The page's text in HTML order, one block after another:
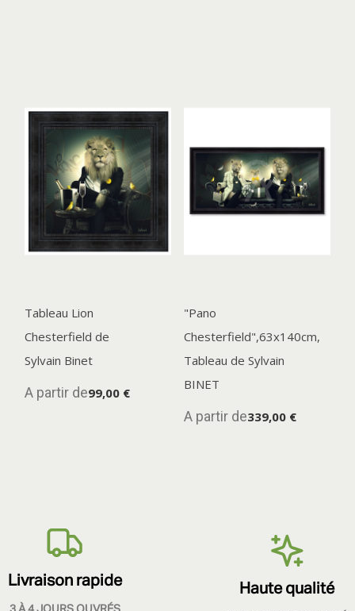
Tableau Lion
Chesterfield de
Sylvain Binet
A partir de99,00 €
"Pano
Chesterfield",63x140cm,
Tableau de Sylvain
BINET
A partir de339,00 €
Livraison rapide Haute qualité